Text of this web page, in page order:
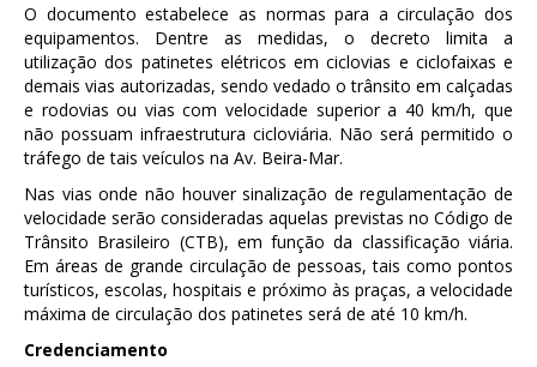
O documento estabelece as normas para a circulação dos
equipamentos. Dentre as medidas, o decreto limita a
utilização dos patinetes elétricos em ciclovias e ciclofaixas e
demais vias autorizadas, sendo vedado o trânsito em calçadas
e rodovias ou vias com velocidade superior a 40 km/h, que
não possuam infraestrutura cicloviária. Não será permitido o
tráfego de tais veículos na Av. Beira-Mar.
Nas vias onde não houver sinalização de regulamentação de
velocidade serão consideradas aquelas previstas no Código de
Trânsito Brasileiro (CTB), em função da classificação viária.
Em áreas de grande circulação de pessoas, tais como pontos
turísticos, escolas, hospitais e próximo às praças, a velocidade
máxima de circulação dos patinetes será de até 10 km/h.
Credenciamento